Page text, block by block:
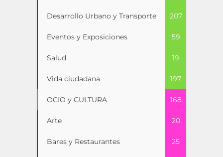
Desarrollo Urbano y Transporte 207
Eventos y Exposiciones 59
Salud 19
Vida ciudadana 197
OCIO y CULTURA 168
Arte 20
Bares y Restaurantes 25